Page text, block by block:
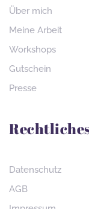
Über mich
Meine Arbeit
Workshops
Gutschein
Presse
Datenschutz
AGB